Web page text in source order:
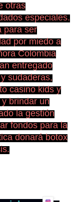
otras
especiales.
para ser
por miedo a
Colombia
entregado
sudaderas,
casino kids y
brindar un
la gestión
fondos para la
donará botox